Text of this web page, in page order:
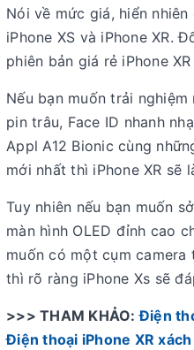
Nói về mức giá, hiển
iPhone XS và iPhone XR.
phiên bản giá rẻ iPhone
Nếu bạn muốn trải
pin trâu, Face ID nhanh
Appl A12 Bionic cùng
mới nhất thì iPhone XR sẽ
Tuy nhiên nếu bạn muốn
màn hình OLED đỉnh cao
muốn có một cụm
thì rõ ràng iPhone Xs sẽ
>>> THAM KHẢO:Điện
Điện thoại iPhone XR